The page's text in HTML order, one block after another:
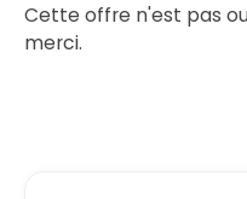
Cette offre n'est pas
merci.